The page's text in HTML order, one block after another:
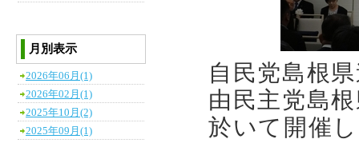
自民党島根
由民主党島
於いて開催
月別表示
2026年06月(1)
2026年02月(1)
2025年10月(2)
2025年09月(1)